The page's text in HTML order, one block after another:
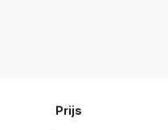
Prijs